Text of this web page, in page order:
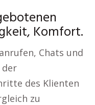
Komfort.
Chats und
der
des Klienten
zu